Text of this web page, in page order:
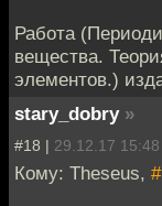
Работа
вещества.
элементов.)
stary_dobry »
#18 | 29.12.17 15:48
Кому: Theseus,